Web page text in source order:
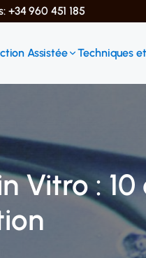
960 451 185
Assistée Techniques
Vitro :